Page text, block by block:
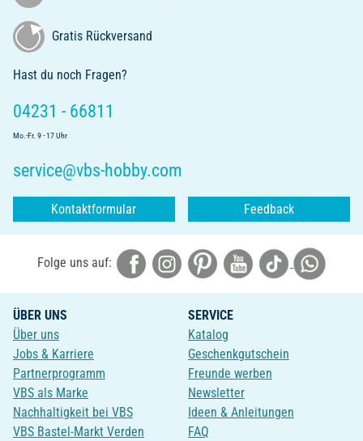
Gratis Rückversand
Hast du noch Fragen?
04231 - 66811
Mo.-Fr. 9 - 17 Uhr
service@vbs-hobby.com
Kontaktformular Feedback
Folge uns auf:
ÜBER UNS
Über uns
Jobs & Karriere
Partnerprogramm
VBS als Marke
Nachhaltigkeit bei VBS
VBS Bastel-Markt Verden
SERVICE
Katalog
Geschenkgutschein
Freunde werben
Newsletter
Ideen & Anleitungen
FAQ